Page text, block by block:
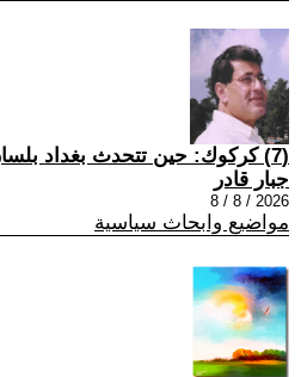
(7) كركوك: حين تتحدث بغداد بلسانٍ محلي
جبار قادر
2026 / 8 / 8
مواضيع وابحاث سياسية